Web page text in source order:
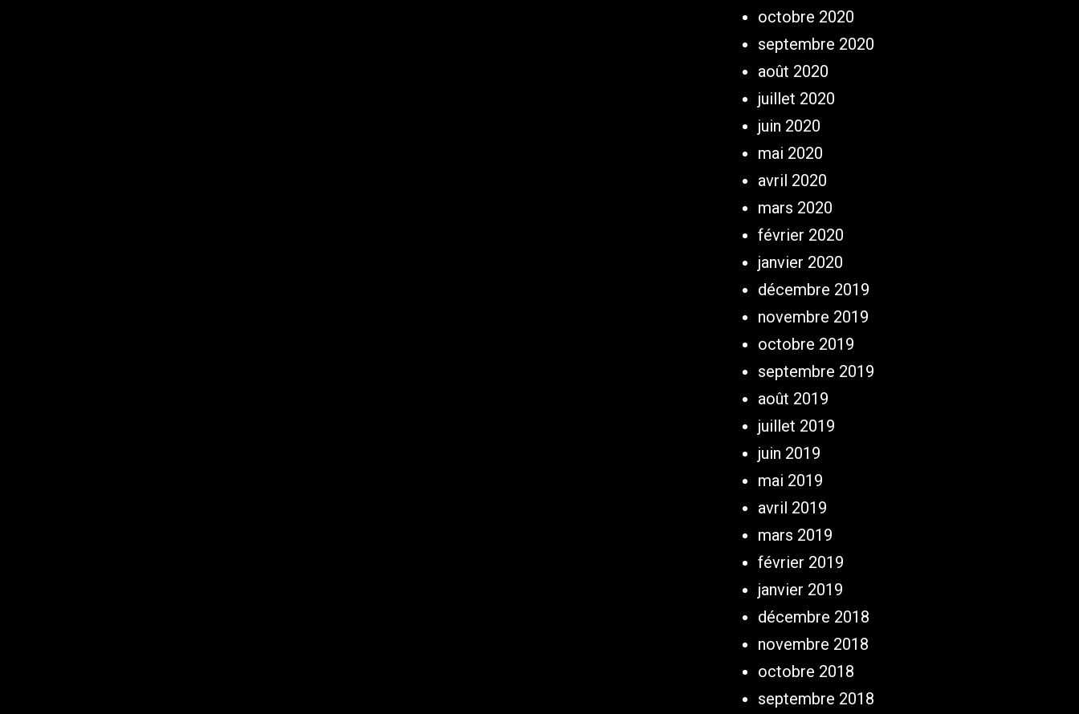
octobre 2020
septembre 2020
août 2020
juillet 2020
juin 2020
mai 2020
avril 2020
mars 2020
février 2020
janvier 2020
décembre 2019
novembre 2019
octobre 2019
septembre 2019
août 2019
juillet 2019
juin 2019
mai 2019
avril 2019
mars 2019
février 2019
janvier 2019
décembre 2018
novembre 2018
octobre 2018
septembre 2018